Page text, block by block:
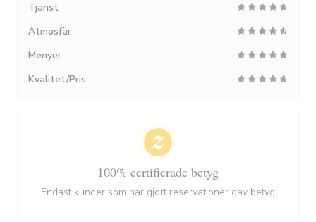
Tjänst
Atmosfär
Menyer
Kvalitet/Pris
100% certifierade betyg
Endast kunder som har gjort reservationer gav betyg